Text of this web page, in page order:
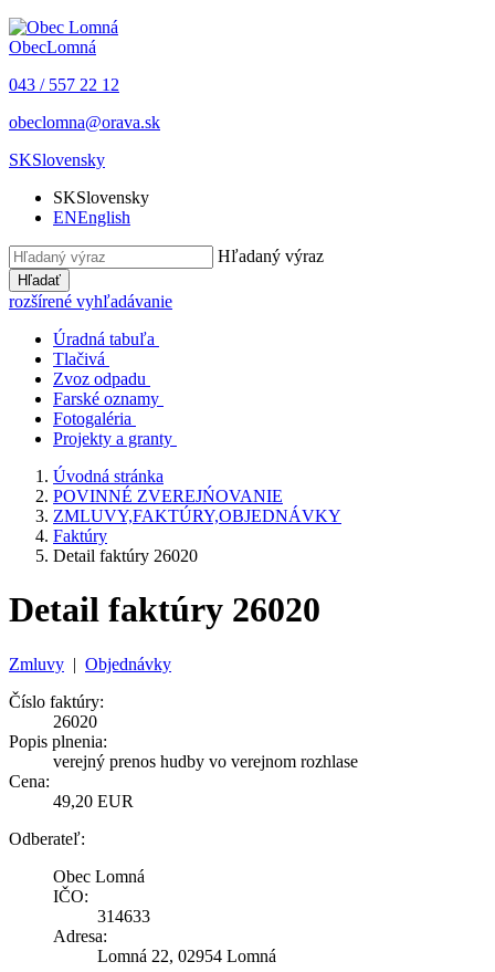
ObecLomná
043 / 557 22 12
obeclomna@orava.sk
SKSlovensky
SKSlovensky
ENEnglish
Hľadaný výraz
Hľadať
rozšírené vyhľadávanie
Úradná tabuľa
Tlačivá
Zvoz odpadu
Farské oznamy
Fotogaléria
Projekty a granty
Úvodná stránka
POVINNÉ ZVEREJŃOVANIE
ZMLUVY,FAKTÚRY,OBJEDNÁVKY
Faktúry
Detail faktúry 26020
Detail faktúry 26020
Zmluvy | Objednávky
Číslo faktúry:
26020
Popis plnenia:
verejný prenos hudby vo verejnom rozhlase
Cena:
49,20 EUR
Odberateľ:
Obec Lomná
IČO:
314633
Adresa:
Lomná 22, 02954 Lomná